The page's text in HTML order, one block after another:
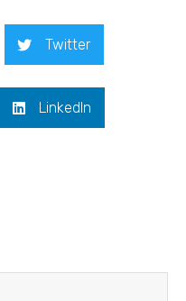
Twitter
LinkedIn